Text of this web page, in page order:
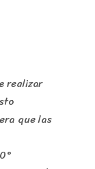
realizar
que las